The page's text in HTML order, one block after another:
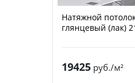
Натяжной
глянцевый (лак)
19425руб./м²